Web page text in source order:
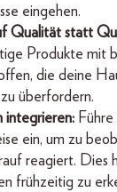
eingehen.
Qualität statt
Produkte mit
die deine
überfordern.
integrieren:
ein, um zu
reagiert. Dies
frühzeitig zu